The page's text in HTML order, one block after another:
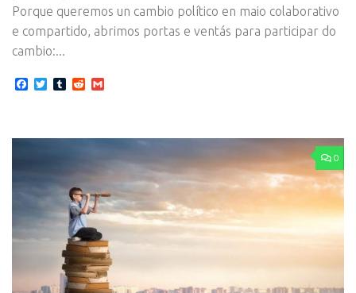
Porque queremos un cambio político en maio colaborativo
e compartido, abrimos portas e ventás para participar do
cambio:...
Facebook
TwitterTumblrReddit
0